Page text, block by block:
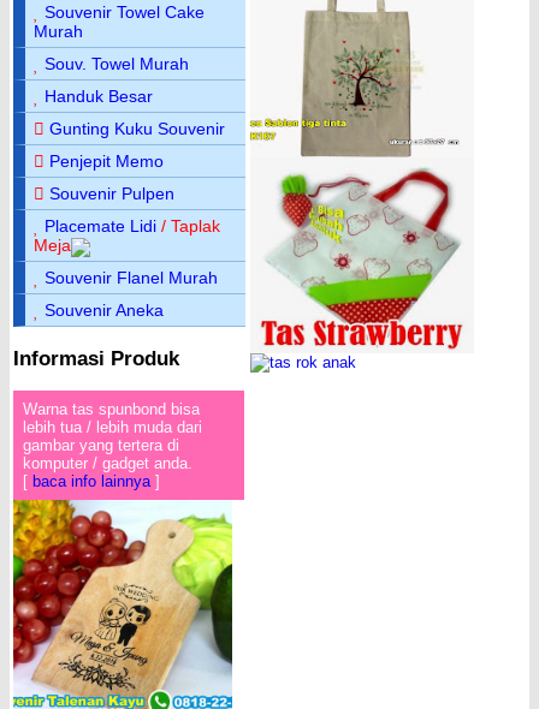
Souvenir Towel Cake
Murah
Souv. Towel Murah
Handuk Besar
Gunting Kuku Souvenir
Penjepit Memo
Souvenir Pulpen
Placemate Lidi / Taplak
Meja
Souvenir Flanel Murah
Souvenir Aneka
Informasi Produk
Warna tas spunbond bisa
lebih tua / lebih muda dari
gambar yang tertera di
komputer / gadget anda.
[ baca info lainnya]